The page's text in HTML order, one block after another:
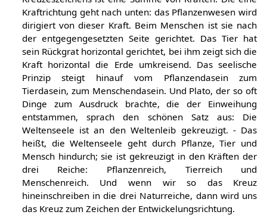
Kraftrichtung geht nach unten: das Pflanzenwesen wird
dirigiert von dieser Kraft. Beim Menschen ist sie nach
der entgegengesetzten Seite gerichtet. Das Tier hat
sein Rückgrat horizontal gerichtet, bei ihm zeigt sich die
Kraft horizontal die Erde umkreisend. Das seelische
Prinzip steigt hinauf vom Pflanzendasein zum
Tierdasein, zum Menschendasein. Und Plato, der so oft
Dinge zum Ausdruck brachte, die der Einweihung
entstammen, sprach den schönen Satz aus: Die
Weltenseele ist an den Weltenleib gekreuzigt. - Das
heißt, die Weltenseele geht durch Pflanze, Tier und
Mensch hindurch; sie ist gekreuzigt in den Kräften der
drei Reiche: Pflanzenreich, Tierreich und
Menschenreich. Und wenn wir so das Kreuz
hineinschreiben in die drei Naturreiche, dann wird uns
das Kreuz zum Zeichen der Entwickelungsrichtung.